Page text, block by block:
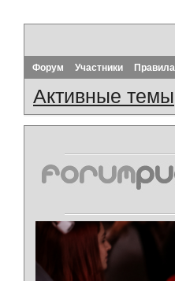
Форум Участники Правила
Активные темы